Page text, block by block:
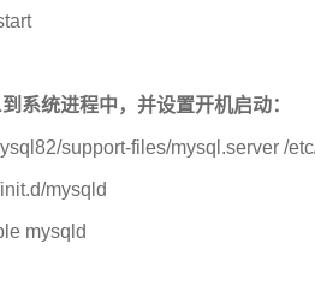
系统进程中，并设置开机启动：
support-files/mysql.server /
mysqld
mysqld